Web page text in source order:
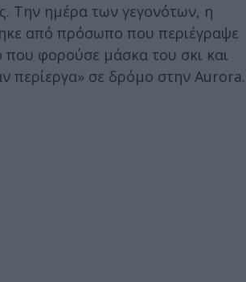
Την ημέρα των γεγονότων, η
από πρόσωπο που περιέγραψε
φορούσε μάσκα του σκι και
περίεργα» σε δρόμο στην Aurora.